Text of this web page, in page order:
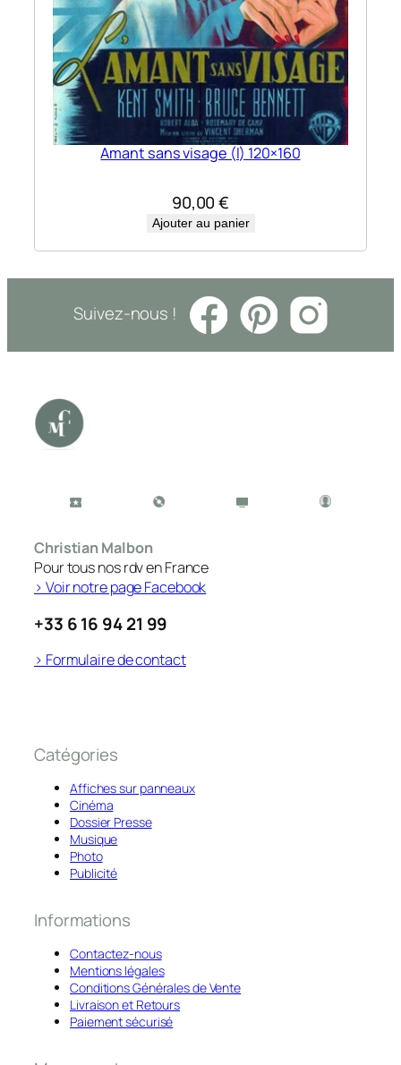
Amant sans visage (l) 120×160
90,00€
Ajouter au panier
Suivez-nous !
Christian Malbon
Pour tous nos rdv en France
> Voir notre page Facebook
+33 6 16 94 21 99
> Formulaire de contact
Catégories
Affiches sur panneaux
Cinéma
Dossier Presse
Musique
Photo
Publicité
Informations
Contactez-nous
Mentions légales
Conditions Générales de Vente
Livraison et Retours
Paiement sécurisé